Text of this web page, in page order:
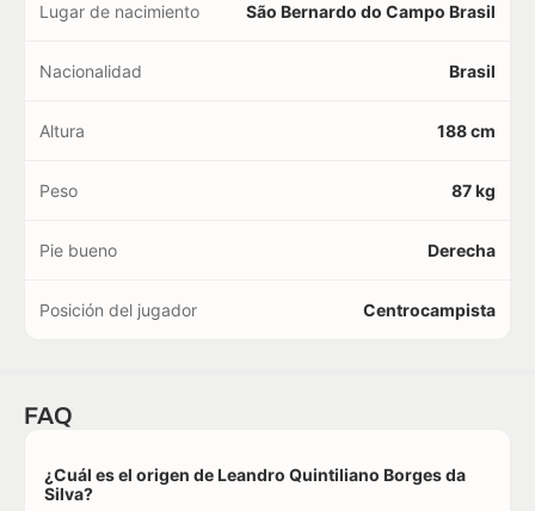
Lugar de nacimiento São Bernardo do Campo Brasil
Nacionalidad Brasil
Altura 188 cm
Peso 87 kg
Pie bueno Derecha
Posición del jugador Centrocampista
FAQ
¿Cuál es el origen de Leandro Quintiliano Borges da
Silva?